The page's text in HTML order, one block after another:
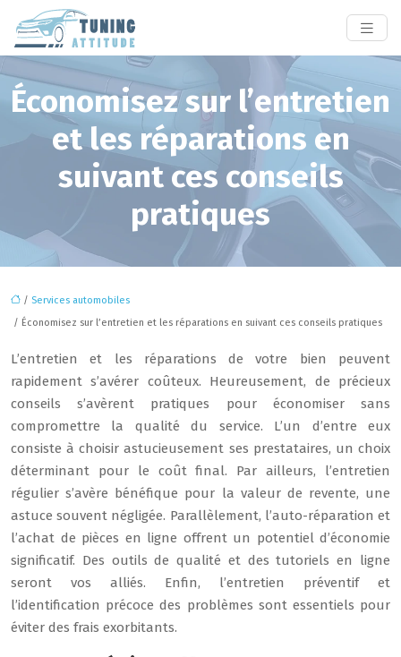
Économisez sur l’entretien
et les réparations en
suivant ces conseils
pratiques
/ Services automobiles
/ Économisez sur l’entretien et les réparations en suivant ces conseils pratiques
L’entretien et les réparations de votre bien peuvent
rapidement s’avérer coûteux. Heureusement, de précieux
conseils s’avèrent pratiques pour économiser sans
compromettre la qualité du service. L’un d’entre eux
consiste à choisir astucieusement ses prestataires, un choix
déterminant pour le coût final. Par ailleurs, l’entretien
régulier s’avère bénéfique pour la valeur de revente, une
astuce souvent négligée. Parallèlement, l’auto-réparation et
l’achat de pièces en ligne offrent un potentiel d’économie
significatif. Des outils de qualité et des tutoriels en ligne
seront vos alliés. Enfin, l’entretien préventif et
l’identification précoce des problèmes sont essentiels pour
éviter des frais exorbitants.